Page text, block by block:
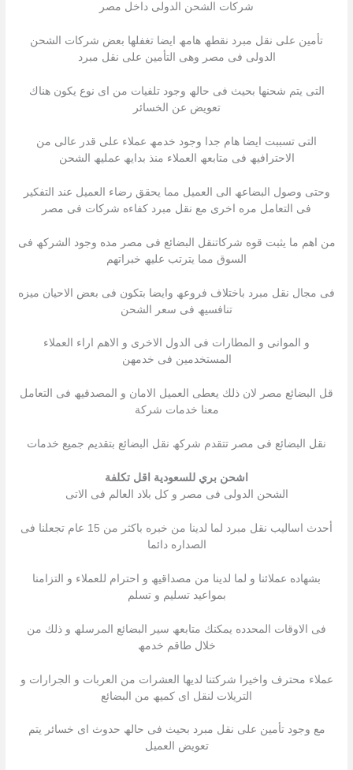
شركات الشحن الدولى داخل مصر
تأمین على نقل مبرد نقطھ ھامھ ایضا تغفلھا بعض شركات الشحن
الدولى فى مصر وھى التأمین على نقل مبرد
التى یتم شحنھا بحیث فى حالھ وجود تلفیات من اى نوع یكون ھناك
تعویض عن الخسائر
التى تسببت ایضا ھام جدا وجود خدمھ عملاء على قدر عالى من
الاحترافیھ فى متابعھ العملاء منذ بدایھ عملیھ الشحن
وحتى وصول البضاعھ الى العمیل مما یحقق رضاء العمیل عند التفكیر
فى التعامل مره اخرى مع نقل مبرد كفاءه شركات فى مصر
من اھم ما یثبت قوه شركاتنقل البضائع فى مصر مده وجود الشركھ فى
السوق مما یترتب علیھ خبراتھم
فى مجال نقل مبرد باختلاف فروعھ وایضا بتكون فى بعض الاحیان میزه
تنافسیھ فى سعر الشحن
و الموانى و المطارات فى الدول الاخرى و الاھم اراء العملاء
المستخدمین فى خدمھن
قل البضائع مصر لان ذلك یعطى العمیل الامان و المصدقیھ فى التعامل
معنا خدمات شركة
نقل البضائع فى مصر تتقدم شركھ نقل البضائع بتقدیم جمیع خدمات
اشحن بري للسعودية اقل تكلفة
الشحن الدولى فى مصر و كل بلاد العالم فى الاتى
أحدث اسالیب نقل مبرد لما لدینا من خبره باكثر من 15 عام تجعلنا فى
الصداره دائما
بشھاده عملائنا و لما لدینا من مصداقیھ و احترام للعملاء و التزامنا
بمواعید تسلیم و تسلم
فى الاوقات المحدده یمكنك متابعھ سیر البضائع المرسلھ و ذلك من
خلال طاقم خدمھ
عملاء محترف واخیرا شركتنا لدیھا العشرات من العربات و الجرارات و
التریلات لنقل اى كمیھ من البضائع
مع وجود تأمین على نقل مبرد بحیث فى حالھ حدوث اى خسائر یتم
تعویض العمیل